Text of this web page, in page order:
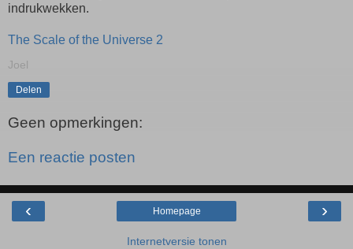
indrukwekken.
The Scale of the Universe 2
Joel
Delen
Geen opmerkingen:
Een reactie posten
‹ ›
Homepage
Internetversie tonen